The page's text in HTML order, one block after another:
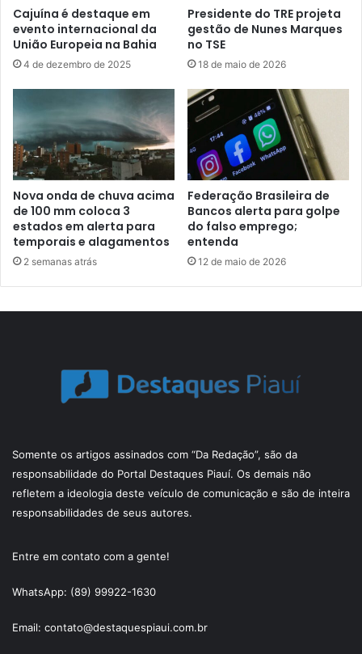
Cajuína é destaque em
evento internacional da
União Europeia na Bahia
4 de dezembro de 2025
Presidente do TRE projeta
gestão de Nunes Marques
no TSE
18 de maio de 2026
Nova onda de chuva acima
de 100 mm coloca 3
estados em alerta para
temporais e alagamentos
2 semanas atrás
Federação Brasileira de
Bancos alerta para golpe
do falso emprego;
entenda
12 de maio de 2026
Somente os artigos assinados com “Da Redação”, são da
responsabilidade do Portal Destaques Piauí. Os demais não
refletem a ideologia deste veículo de comunicação e são de inteira
responsabilidades de seus autores.
Entre em contato com a gente!
WhatsApp: (89) 99922-1630
Email: contato@destaquespiaui.com.br